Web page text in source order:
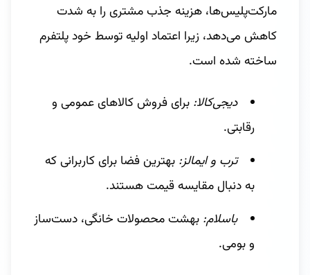
مارکت‌پلیس‌ها، هزینه جذب مشتری را به شدت
کاهش می‌دهد، زیرا اعتماد اولیه توسط خود پلتفرم
ساخته شده است.
دیجی‌کالا: برای فروش کالاهای عمومی و
رقابتی.
ترب و ایمالز: بهترین فضا برای کاربرانی که
به دنبال مقایسه قیمت هستند.
باسلام: بهشت محصولات خانگی، دست‌ساز
و بومی.